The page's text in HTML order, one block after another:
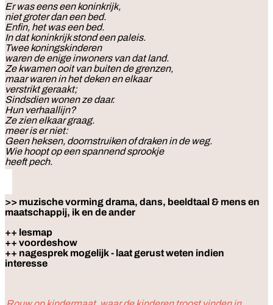
Er was eens een koninkrijk,
niet groter dan een bed.
Enfin, het was een bed.
In dat koninkrijk stond een paleis.
Twee koningskinderen
waren de enige inwoners van dat land.
Ze kwamen ooit van buiten de grenzen,
maar waren in het deken en elkaar
verstrikt geraakt;
Sindsdien wonen ze daar.
Hun verhaallijn?
Ze zien elkaar graag.
meer is er niet:
Geen heksen, doornstruiken of draken in de weg.
Wie hoopt op een spannend sprookje
heeft pech.
>> muzische vorming drama, dans, beeldtaal & mens en
maatschappij, ik en de ander
++ lesmap
++ voordeshow
++ nagesprek mogelijk - laat gerust weten indien
interesse